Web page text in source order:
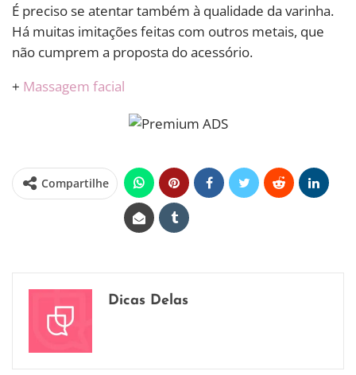
É preciso se atentar também à qualidade da varinha.
Há muitas imitações feitas com outros metais, que
não cumprem a proposta do acessório.
+ Massagem facial
Compartilhe
Dicas Delas